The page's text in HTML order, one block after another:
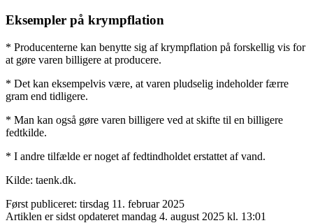
Eksempler på krympflation
* Producenterne kan benytte sig af krympflation på forskellig vis for
at gøre varen billigere at producere.
* Det kan eksempelvis være, at varen pludselig indeholder færre
gram end tidligere.
* Man kan også gøre varen billigere ved at skifte til en billigere
fedtkilde.
* I andre tilfælde er noget af fedtindholdet erstattet af vand.
Kilde: taenk.dk.
Først publiceret: tirsdag 11. februar 2025
Artiklen er sidst opdateret mandag 4. august 2025 kl. 13:01